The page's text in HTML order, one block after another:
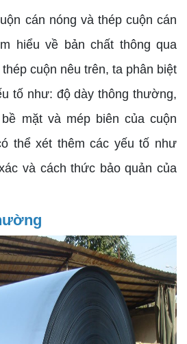
cán nóng và thép cuộn cán
hiểu về bản chất thông qua
cuộn nêu trên, ta phân biệt
tố như: độ dày thông thường,
mặt và mép biên của cuộn
thể xét thêm các yếu tố như
và cách thức bảo quản của